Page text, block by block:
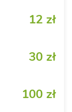
12 zł
30 zł
100 zł